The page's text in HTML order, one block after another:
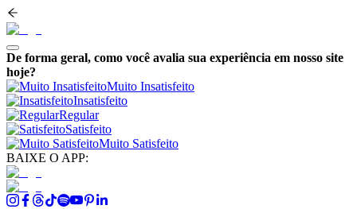
De forma geral, como você avalia sua experiência em nosso site
hoje?
Muito Insatisfeito
Insatisfeito
Regular
Satisfeito
Muito Satisfeito
BAIXE O APP: